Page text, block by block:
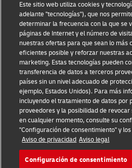
Aviso Legal
Condiciones de Uso
Aviso de Privacidad
Información Adicional
Ajustes de cookies
Síganos
Este sitio web utiliza cookies y
adelante "tecnologías"), que nos
determinar la frecuencia con la que se
páginas de Internet y el número de
nuestras ofertas para que sean lo más
eficientes posible y reforzar nuestras
marketing. Estas tecnologías pueden
transferencia de datos a terceros
países sin un nivel adecuado de
ejemplo, Estados Unidos). Para más
incluyendo el tratamiento de datos por
proveedores y la posibilidad de
en cualquier momento, consulte su
"Configuración de consentimiento" y
Aviso de privacidad Aviso legal
Configuración de consentimiento